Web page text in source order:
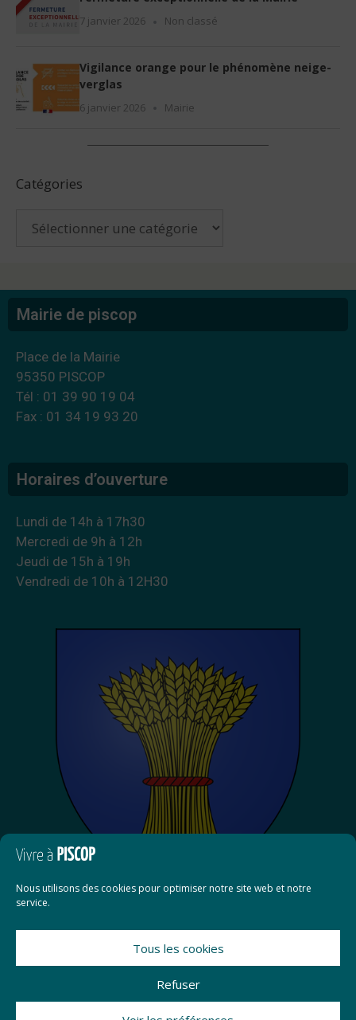
Nous utilisons des cookies pour optimiser notre site web et notre
service.
Tous les cookies
Refuser
7 janvier 2026 Non classé
Vigilance orange pour le phénomène neige-
verglas
6 janvier 2026 Mairie
Catégories
Mairie de piscop
Place de la Mairie
95350 PISCOP
Tél : 01 39 90 19 04
Fax : 01 34 19 93 20
Horaires d’ouverture
Lundi de 14h à 17h30
Mercredi de 9h à 12h
Jeudi de 15h à 19h
Vendredi de 10h à 12H30